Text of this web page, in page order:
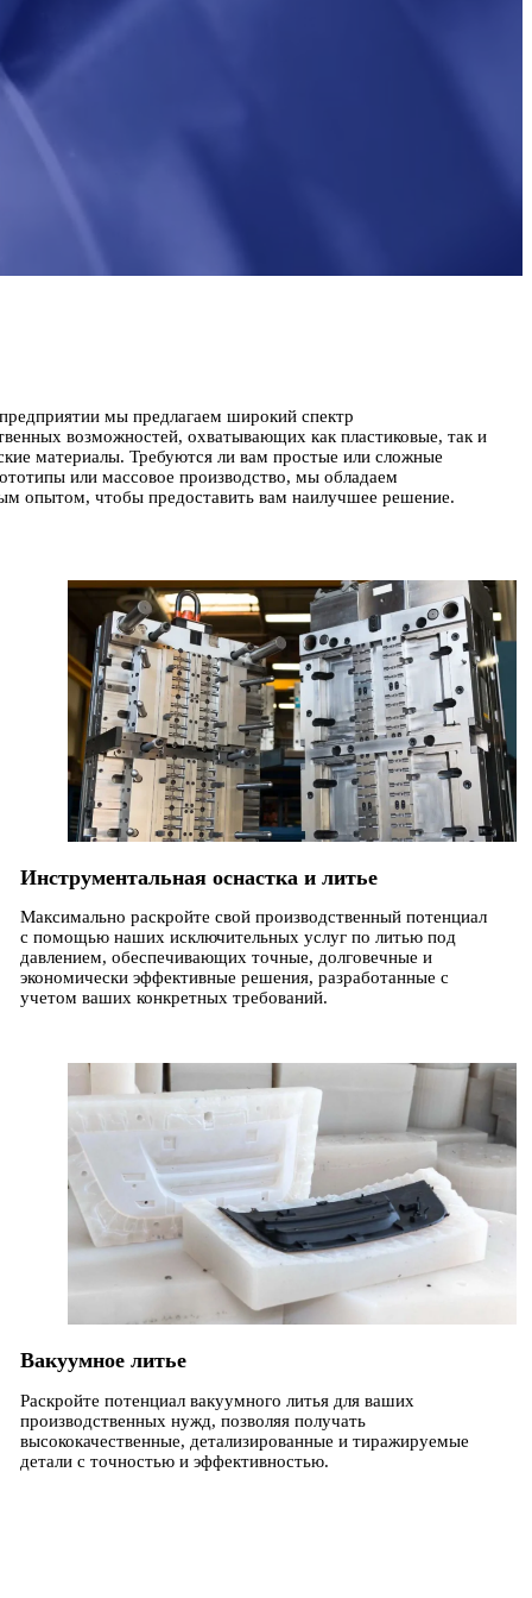
мы предлагаем широкий спектр
возможностей, охватывающих как пластиковые, так и
материалы. Требуются ли вам простые или сложные
или массовое производство, мы обладаем
опытом, чтобы предоставить вам наилучшее решение.
Инструментальная оснастка и литье
Максимально раскройте свой производственный потенциал
с помощью наших исключительных услуг по литью под
давлением, обеспечивающих точные, долговечные и
экономически эффективные решения, разработанные с
учетом ваших конкретных требований.
Вакуумное литье
Раскройте потенциал вакуумного литья для ваших
производственных нужд, позволяя получать
высококачественные, детализированные и тиражируемые
детали с точностью и эффективностью.